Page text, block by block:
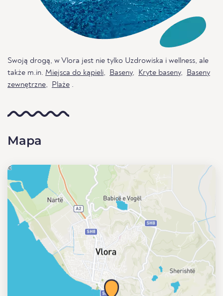
Swoją drogą, w Vlora jest nie tylko Uzdrowiska i wellness, ale
także m.in. Miejsca do kąpieli, Baseny, Kryte baseny,
Baseny
zewnętrzne, Plaże .
Mapa